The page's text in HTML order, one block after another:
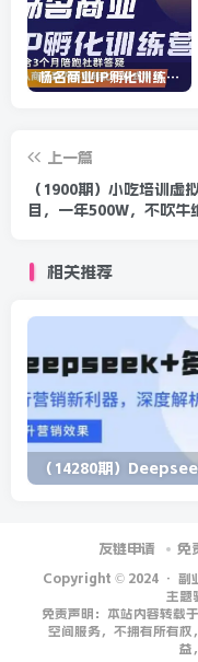
杨名商业IP孵化训练营，从商业到内容到转化一站式学 价值5980元
上一篇
（1900期）小吃培训虚
目，一年500W，不吹牛
相关推荐
友链申请 免
Copyright © 2024 · 副
主题
免责声明：本站内容转载
空间服务，不拥有所有权
益